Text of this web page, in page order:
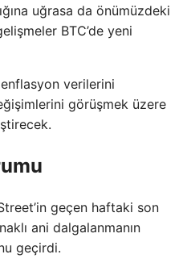
uğrasa da önümüzdeki
BTC’de yeni
verilerini
görüşmek üzere
geçen haftaki son
ani dalgalanmanın
geçirdi.